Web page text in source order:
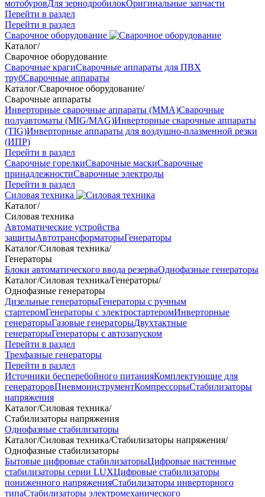
мотобуровДля зернодробилокОригинальные запчасти
Перейти в раздел
Перейти в раздел
Сварочное оборудование
Каталог/
Сварочное оборудование
Сварочные крагиСварочные аппараты для ПВХ
трубСварочные аппараты
Каталог/Сварочное оборудование/
Сварочные аппараты
Инверторные сварочные аппараты (ММА)Сварочные
полуавтоматы (MIG/MAG)Инверторные сварочные аппараты
(TIG)Инверторные аппараты для воздушно-плазменной резки
(ИПР)
Перейти в раздел
Сварочные горелкиСварочные маскиСварочные
принадлежностиСварочные электроды
Перейти в раздел
Силовая техника
Каталог/
Силовая техника
Автоматические устройства
защитыАвтотрансформаторыГенераторы
Каталог/Силовая техника/
Генераторы
Блоки автоматического ввода резерваОднофазные генераторы
Каталог/Силовая техника/Генераторы/
Однофазные генераторы
Дизельные генераторыГенераторы с ручным
стартеромГенераторы с электростартеромИнверторные
генераторыГазовые генераторыДвухтактные
генераторыГенераторы с автозапуском
Перейти в раздел
Трехфазные генераторы
Перейти в раздел
Источники бесперебойного питанияКомплектующие для
генераторовПневмоинструментКомпрессорыСтабилизаторы
напряжения
Каталог/Силовая техника/
Стабилизаторы напряжения
Однофазные стабилизаторы
Каталог/Силовая техника/Стабилизаторы напряжения/
Однофазные стабилизаторы
Бытовые цифровые стабилизаторыЦифровые настенные
стабилизаторы серии LUXЦифровые стабилизаторы
пониженного напряженияСтабилизаторы инверторного
типаСтабилизаторы электромеханического